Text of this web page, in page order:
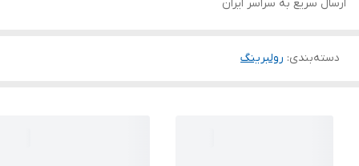
ارسال سریع به سراسر ایران
دسته‌بندی: رولبرینگ